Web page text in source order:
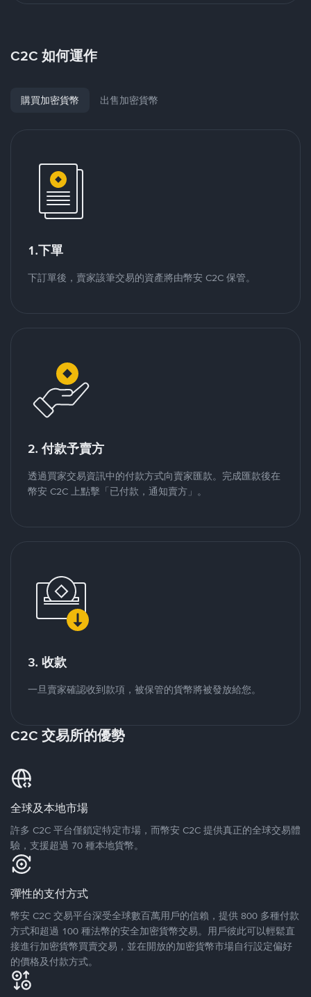
C2C 如何運作
購買加密貨幣 出售加密貨幣
1.下單
下訂單後，賣家該筆交易的資產將由幣安 C2C 保管。
2. 付款予賣方
透過買家交易資訊中的付款方式向賣家匯款。完成匯款後在
幣安 C2C 上點擊「已付款，通知賣方」。
3. 收款
一旦賣家確認收到款項，被保管的貨幣將被發放給您。
C2C 交易所的優勢
全球及本地市場
許多 C2C 平台僅鎖定特定市場，而幣安 C2C 提供真正的全球交易體
驗，支援超過 70 種本地貨幣。
彈性的支付方式
幣安 C2C 交易平台深受全球數百萬用戶的信賴，提供 800 多種付款
方式和超過 100 種法幣的安全加密貨幣交易。用戶彼此可以輕鬆直
接進行加密貨幣買賣交易，並在開放的加密貨幣市場自行設定偏好
的價格及付款方式。